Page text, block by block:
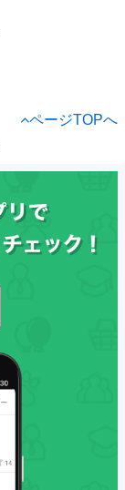
ページTOPへ